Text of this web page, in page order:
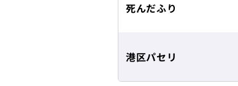
死んだふり
港区パセリ